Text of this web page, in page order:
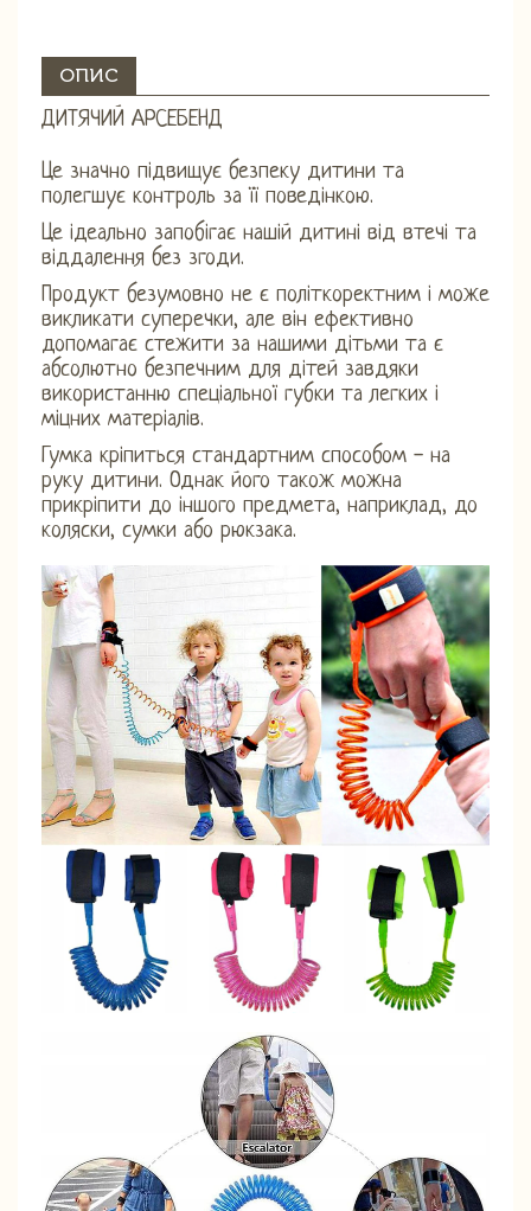
ОПИС
ДИТЯЧИЙ АРСЕБЕНД
Це значно підвищує безпеку дитини та
полегшує контроль за її поведінкою.
Це ідеально запобігає нашій дитині від втечі та
віддалення без згоди.
Продукт безумовно не є політкоректним і може
викликати суперечки, але він ефективно
допомагає стежити за нашими дітьми та є
абсолютно безпечним для дітей завдяки
використанню спеціальної губки та легких і
міцних матеріалів.
Гумка кріпиться стандартним способом - на
руку дитини. Однак його також можна
прикріпити до іншого предмета, наприклад, до
коляски, сумки або рюкзака.